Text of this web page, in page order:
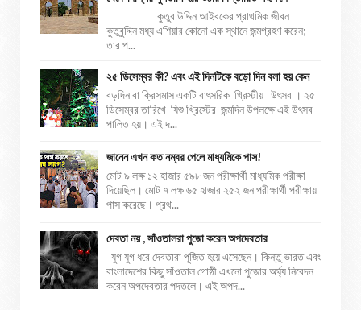
কুতুব উদ্দিন আইবকের প্রাথমিক জীবন
কুতুবুদ্দিন মধ্য এশিয়ার কোনো এক স্থানে জন্মগ্রহণ করেন;
তার প...
২৫ ডিসেম্বর কী? এবং এই দিনটিকে বড়ো দিন বলা হয় কেন
বড়দিন বা ক্রিসমাস একটি বাৎসরিক খ্রিস্টীয় উৎসব । ২৫
ডিসেম্বর তারিখে যিশু খ্রিস্টের জন্মদিন উপলক্ষে এই উৎসব
পালিত হয়। এই দ...
জানেন এখন কত নম্বর পেলে মাধ্যমিকে পাস!
মোট ৯ লক্ষ ১২ হাজার ৫৯৮ জন পরীক্ষার্থী মাধ্যমিক পরীক্ষা
দিয়েছিল। মোট ৭ লক্ষ ৬৫ হাজার ২৫২ জন পরীক্ষার্থী পরীক্ষায়
পাস করেছে। প্রথ...
দেবতা নয় , সাঁওতালরা পুজো করেন অপদেবতার
যুগ যুগ ধরে দেবতারা পূজিত হয়ে এসেছেন। কিন্তু ভারত এবং
বাংলাদেশের কিছু সাঁওতাল গোষ্ঠী এখনো পুজোর অর্ঘ্য নিবেদন
করেন অপদেবতার পদতলে। এই অপদ...